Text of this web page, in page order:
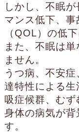
しかし、不眠
マンス低下、
（QOL）の低
また、不眠は
ません。
うつ病、不安
達特性による
吸症候群、む
身体の病気が背
す。